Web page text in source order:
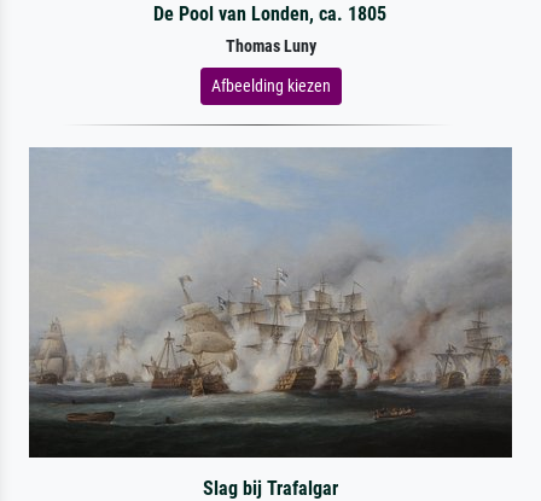
De Pool van Londen, ca. 1805
Thomas Luny
Afbeelding kiezen
Slag bij Trafalgar